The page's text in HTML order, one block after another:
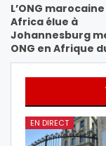
L’ONG
Africa élue à
Johannesburg
ONG en Afrique
EN DIRECT